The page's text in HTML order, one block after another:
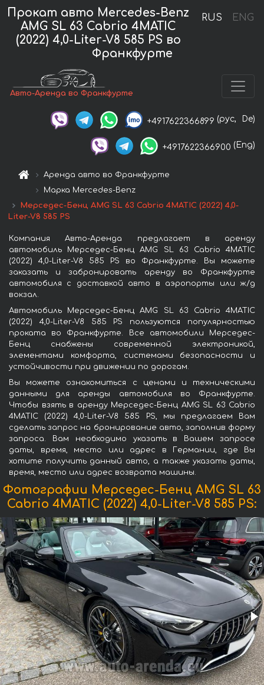
RUS ENG
Прокат авто Mercedes-Benz
AMG SL 63 Cabrio 4MATIC
(2022) 4,0-Liter-V8 585 PS во
Франкфурте
Авто-Аренда во Франкфурте
+4917622366899 (рус, De)
+4917622366900 (Eng)
Аренда авто во Франкфурте
Марка Mercedes-Benz
Мерседес-Бенц AMG SL 63 Cabrio 4MATIC (2022) 4,0-
Liter-V8 585 PS
Компания Авто-Аренда предлагает в аренду
автомобиль Мерседес-Бенц AMG SL 63 Cabrio 4MATIC
(2022) 4,0-Liter-V8 585 PS во Франкфурте. Вы можете
заказать и забронировать аренду во Франкфурте
автомобиля с доставкой авто в аэропорты или ж/д
вокзал.
Автомобиль Мерседес-Бенц AMG SL 63 Cabrio 4MATIC
(2022) 4,0-Liter-V8 585 PS пользуются популярностью
проката во Франкфурте. Все автомобили Мерседес-
Бенц снабжены современной электроникой,
элементами комфорта, системами безопасности и
устойчивости при движении по дорогам.
Вы можете ознакомиться с ценами и техническими
данными для аренды автомобиля во Франкфурте.
Чтобы взять в аренду Мерседес-Бенц AMG SL 63 Cabrio
4MATIC (2022) 4,0-Liter-V8 585 PS, мы предлагаем Вам
сделать запрос на бронирование авто, заполнив форму
запроса. Вам необходимо указать в Вашем запросе
даты, время, место или адрес в Германии, где Вы
хотите получить данный авто, а также указать даты,
время, место или адрес возврата машины.
Фотографии Мерседес-Бенц AMG SL 63
Cabrio 4MATIC (2022) 4,0-Liter-V8 585 PS: